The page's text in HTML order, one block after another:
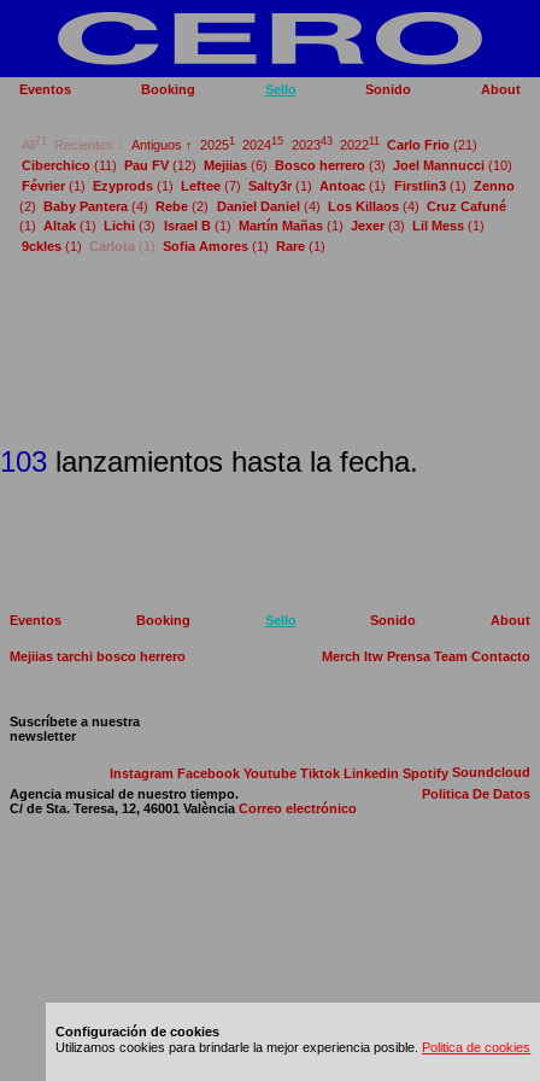
Eventos Booking Sello Sonido About
Configuración de cookies
Utilizamos cookies para brindarle la mejor experiencia posible.
Politica de cookies
All 71 Recientes ↓ Antiguos ↑ 20251 202415 202343 202211 Carlo Frio (21)
Ciberchico (11) Pau FV (12) Mejiias (6) Bosco herrero(3) Joel Mannucci(10)
Février (1) Ezyprods (1) Leftee (7) Salty3r(1) Antoac(1) Firstlin3 (1) Zenno
(2) Baby Pantera(4) Rebe(2) Daniel Daniel (4) Los Killaos (4) Cruz Cafuné
(1) Altak(1) Lichi(3) Israel B (1) Martín Mañas (1) Jexer (3) Lil Mess(1)
9ckles (1) Carlota (1) Sofia Amores (1) Rare(1)
103 lanzamientos hasta la fecha.
Eventos Booking Sello Sonido About
Mejiias tarchi bosco herrero Merch Itw Prensa Team Contacto
Suscríbete a nuestra
newsletter
Instagram Facebook Youtube Tiktok Linkedin Spotify Soundcloud
Agencia musical de nuestro tiempo.
C/ de Sta. Teresa, 12, 46001 València Correo electrónico
Politica De Datos